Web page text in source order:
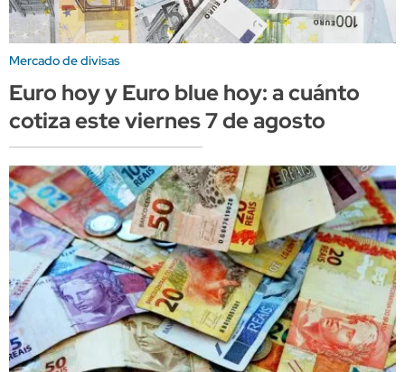
Mercado de divisas
Euro hoy y Euro blue hoy: a cuánto
cotiza este viernes 7 de agosto